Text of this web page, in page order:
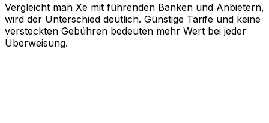
Vergleicht man Xe mit führenden Banken und Anbietern,
wird der Unterschied deutlich. Günstige Tarife und keine
versteckten Gebühren bedeuten mehr Wert bei jeder
Überweisung.